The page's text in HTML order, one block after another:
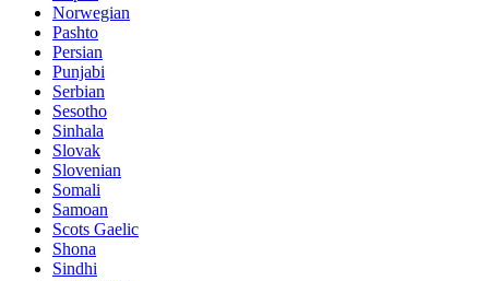
Norwegian
Pashto
Persian
Punjabi
Serbian
Sesotho
Sinhala
Slovak
Slovenian
Somali
Samoan
Scots Gaelic
Shona
Sindhi